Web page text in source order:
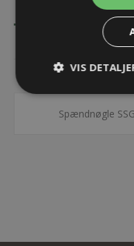
Spændnøgle
VIS